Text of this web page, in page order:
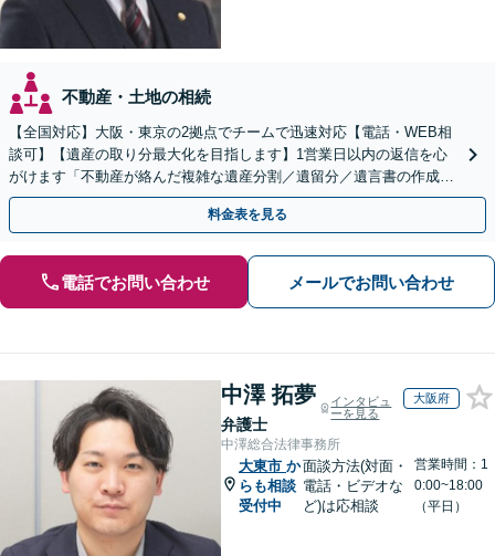
不動産・土地の相続
【全国対応】大阪・東京の2拠点でチームで迅速対応【電話・WEB相
談可】【遺産の取り分最大化を目指します】1営業日以内の返信を心
がけます「不動産が絡んだ複雑な遺産分割／遺留分／遺言書の作成・
執行／事業承継など、お任せください」【休日相談あり】
料金表を見る
電話でお問い合わせ メールでお問い合わせ
中澤 拓夢
弁護士
インタビュ
ーを見る
大阪府
中澤総合法律事務所
大東市 か
らも相談
受付中
面談方法(対面・
電話・ビデオな
ど)は応相談
営業時間：1
0:00~18:00
（平日）